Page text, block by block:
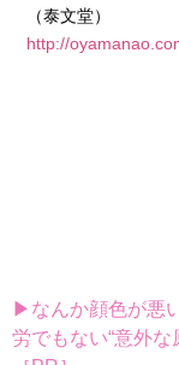
http://
▶なんか顔色が悪
労でもない“意外な